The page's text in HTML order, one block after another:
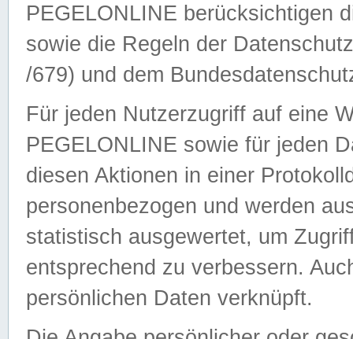
PEGELONLINE berücksichtigen
sowie die Regeln der
/679) und dem
Für jeden Nutzerzugriff auf eine
PEGELONLINE sowie für jeden
diesen Aktionen in einer
personenbezogen und werden
statistisch ausgewertet, um
entsprechend zu verbessern.
persönlichen Daten verknüpft.